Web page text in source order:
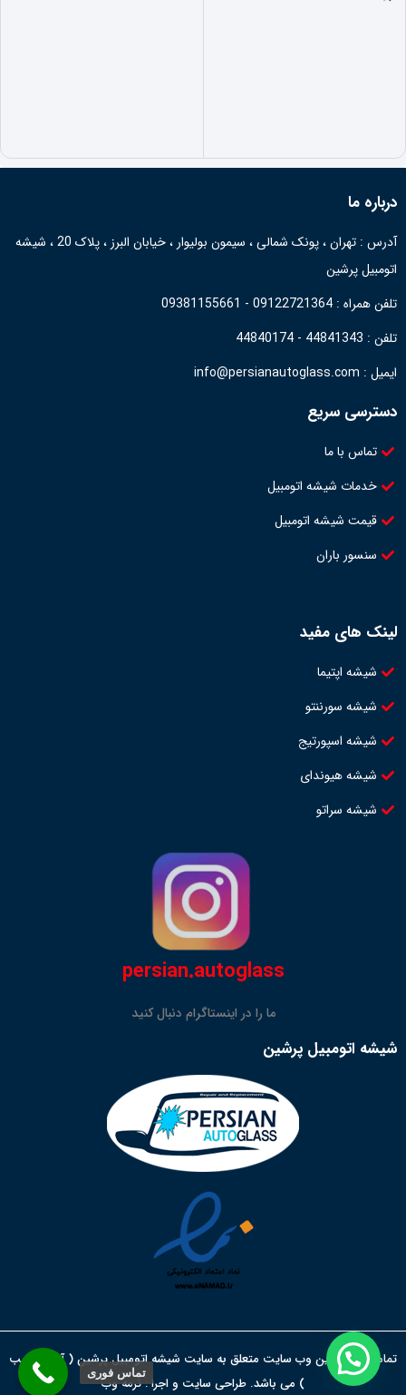
درباره ما
آدرس : تهران ، پونک شمالی ، سیمون بولیوار ، خیابان البرز ، پلاک 20 ، شیشه
اتومبیل پرشین
تلفن همراه : 09122721364 - 09381155661
تلفن : 44841343 - 44840174
ایمیل : info@persianautoglass.com
دسترسی سریع
تماس با ما
خدمات شیشه اتومبیل
قیمت شیشه اتومبیل
سنسور باران
لینک های مفید
شیشه اپتیما
شیشه سورننتو
شیشه اسپورتیج
شیشه هیوندای
شیشه سراتو
persian.autoglass
ما را در اینستاگرام دنبال کنید
شیشه اتومبیل پرشین
تمامی حقوق این وب سایت متعلق به سایت شیشه اتومبیل پرشین ( آقای نجیب
) می باشد. طراحی سایت و اجرا :ترمه وب
تماس فوری